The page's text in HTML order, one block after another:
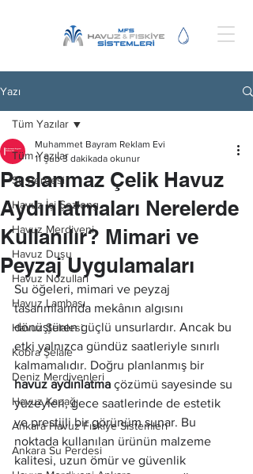
Yazı
Tüm Yazılar
Su Perdesi
Havuz İçi Şezlong
Havuz Merdiveni
Havuz Duşu
Havuz Nozulları
Havuz Lambası
Havuz Şelalesi
Kobra Şelale
Deniz Merdivenleri
Havuz Kapağı
Ankara Havuz Fıskiye Sistemleri
Ankara Su Perdesi
Tüm Yazılar
Paslanmaz Çelik Havuz
Aydınlatmaları Nerelerde
Kullanılır? Mimari ve
Peyzaj Uygulamaları
Muhammet Bayram Reklam Evi
11 Şub 3 dakikada okunur
Su öğeleri, mimari ve peyzaj
tasarımlarında mekânın algısını
dönüştüren güçlü unsurlardır. Ancak bu
etki yalnızca gündüz saatleriyle sınırlı
kalmamalıdır. Doğru planlanmış bir
havuz aydınlatma çözümü sayesinde su
yüzeyleri, gece saatlerinde de estetik
ve prestijli bir görünüm sunar. Bu
noktada kullanılan ürünün malzeme
kalitesi, uzun ömür ve güvenlik